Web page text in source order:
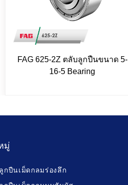
FAG 625-2Z ตลับลูกปืนขนาด 5-
16-5 Bearing
มู่
กปืนเม็ดกลมร่องลึก